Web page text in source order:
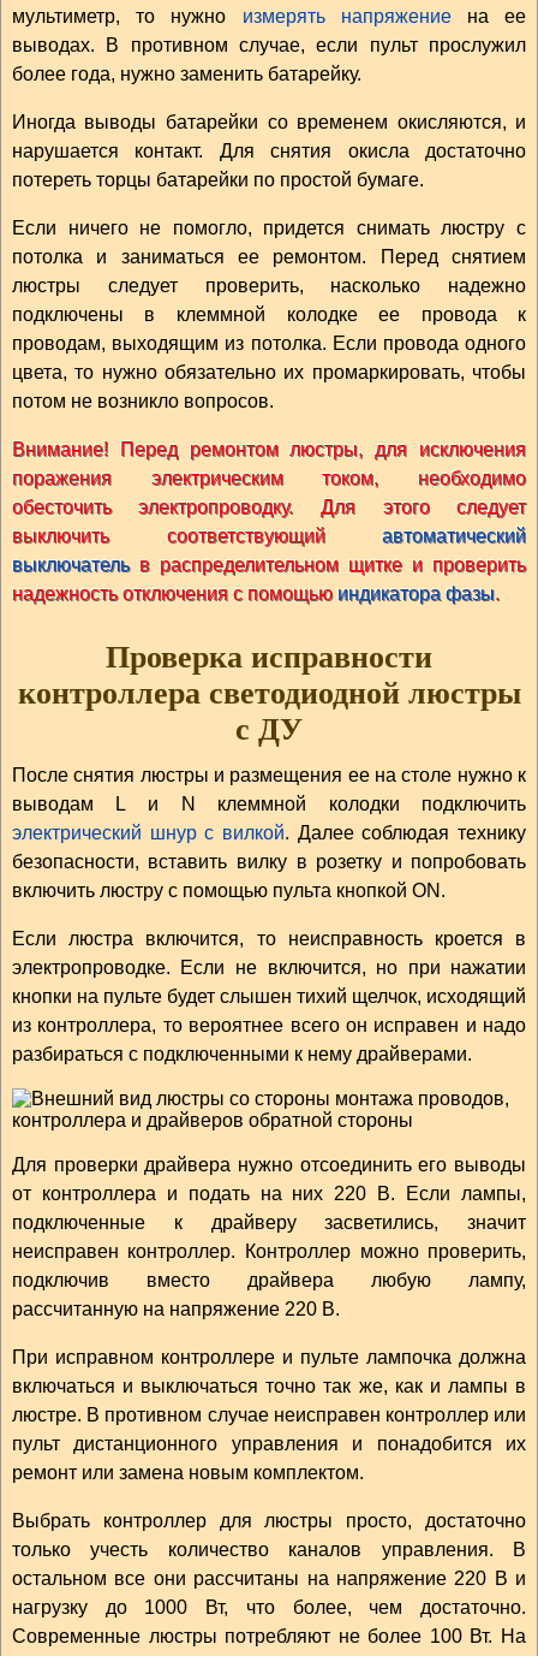
мультиметр, то нужно измерять напряжениена ее
выводах. В противном случае, если пульт прослужил
более года, нужно заменить батарейку.
Иногда выводы батарейки со временем окисляются, и
нарушается контакт. Для снятия окисла достаточно
потереть торцы батарейки по простой бумаге.
Если ничего не помогло, придется снимать люстру с
потолка и заниматься ее ремонтом. Перед снятием
люстры следует проверить, насколько надежно
подключены в клеммной колодке ее провода к
проводам, выходящим из потолка. Если провода одного
цвета, то нужно обязательно их промаркировать, чтобы
потом не возникло вопросов.
Внимание! Перед ремонтом люстры, для исключения
поражения электрическим током, необходимо
обесточить электропроводку. Для этого следует
выключить соответствующийавтоматический
выключательв распределительном щитке и проверить
надежность отключения с помощьюиндикатора фазы.
Проверка исправности
контроллера светодиодной люстры
с ДУ
После снятия люстры и размещения ее на столе нужно к
выводам L и N клеммной колодки подключить
электрический шнур с вилкой. Далее соблюдая технику
безопасности, вставить вилку в розетку и попробовать
включить люстру с помощью пульта кнопкой ON.
Если люстра включится, то неисправность кроется в
электропроводке. Если не включится, но при нажатии
кнопки на пульте будет слышен тихий щелчок, исходящий
из контроллера, то вероятнее всего он исправен и надо
разбираться с подключенными к нему драйверами.
Для проверки драйвера нужно отсоединить его выводы
от контроллера и подать на них 220 В. Если лампы,
подключенные к драйверу засветились, значит
неисправен контроллер. Контроллер можно проверить,
подключив вместо драйвера любую лампу,
рассчитанную на напряжение 220 В.
При исправном контроллере и пульте лампочка должна
включаться и выключаться точно так же, как и лампы в
люстре. В противном случае неисправен контроллер или
пульт дистанционного управления и понадобится их
ремонт или замена новым комплектом.
Выбрать контроллер для люстры просто, достаточно
только учесть количество каналов управления. В
остальном все они рассчитаны на напряжение 220 В и
нагрузку до 1000 Вт, что более, чем достаточно.
Современные люстры потребляют не более 100 Вт. На